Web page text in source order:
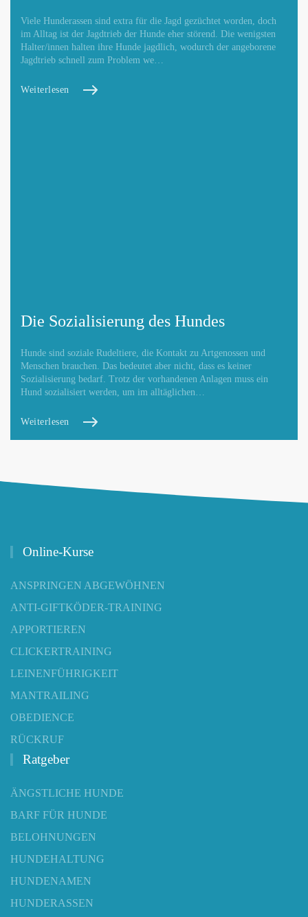
Viele Hunderassen sind extra für die Jagd gezüchtet worden, doch
im Alltag ist der Jagdtrieb der Hunde eher störend. Die wenigsten
Halter/innen halten ihre Hunde jagdlich, wodurch der angeborene
Jagdtrieb schnell zum Problem we…
Weiterlesen
Die Sozialisierung des Hundes
Hunde sind soziale Rudeltiere, die Kontakt zu Artgenossen und
Menschen brauchen. Das bedeutet aber nicht, dass es keiner
Sozialisierung bedarf. Trotz der vorhandenen Anlagen muss ein
Hund sozialisiert werden, um im alltäglichen…
Weiterlesen
Online-Kurse
ANSPRINGEN ABGEWÖHNEN
ANTI-GIFTKÖDER-TRAINING
APPORTIEREN
CLICKERTRAINING
LEINENFÜHRIGKEIT
MANTRAILING
OBEDIENCE
RÜCKRUF
Ratgeber
ÄNGSTLICHE HUNDE
BARF FÜR HUNDE
BELOHNUNGEN
HUNDEHALTUNG
HUNDENAMEN
HUNDERASSEN